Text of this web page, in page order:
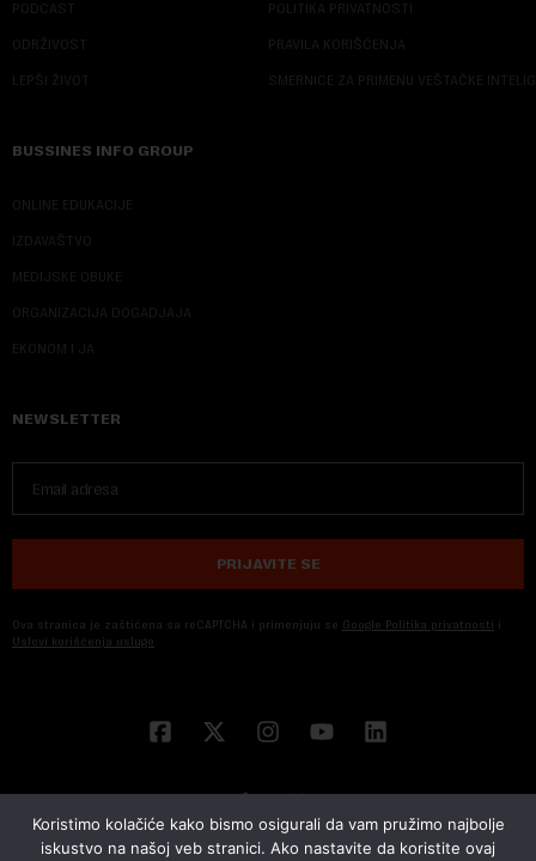
PODCAST
ODRŽIVOST
LEPŠI ŽIVOT
POLITIKA PRIVATNOSTI
PRAVILA KORIŠĆENJA
SMERNICE ZA PRIMENU VEŠTAČKE
BUSSINES INFO GROUP
ONLINE EDUKACIJE
IZDAVAŠTVO
MEDIJSKE OBUKE
ORGANIZACIJA DOGADJAJA
EKONOM I JA
NEWSLETTER
PRIJAVITE SE
Ova stranica je zaštićena sa reCAPTCHA i primenjuju se Google Politika privatnosti i
Uslovi korišćenja usluge
Koristimo kolačiće kako bismo osigurali da vam pružimo najbolje
iskustvo na našoj veb stranici. Ako nastavite da koristite ovaj